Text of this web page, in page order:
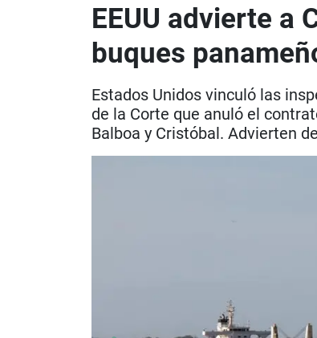
EEUU advierte a
buques
Estados Unidos vinculó las
de la Corte que anuló el
Balboa y Cristóbal. Advierten